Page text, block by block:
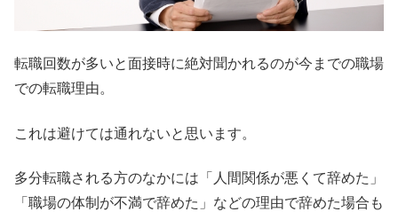
転職回数が多いと面接時に絶対聞かれるのが今までの職場
での転職理由。
これは避けては通れないと思います。
多分転職される方のなかには「人間関係が悪くて辞めた」
「職場の体制が不満で辞めた」などの理由で辞めた場合も